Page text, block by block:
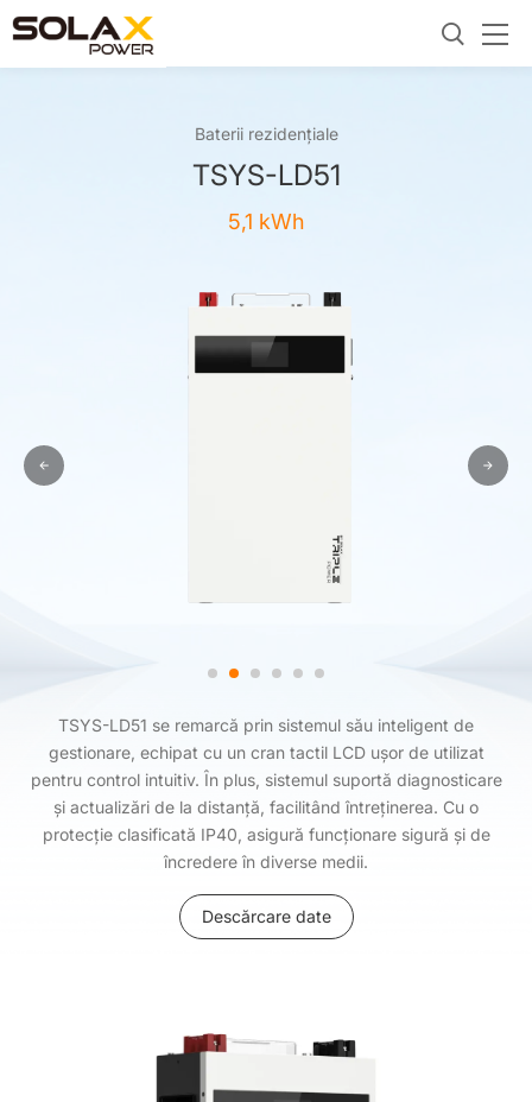
Baterii rezidențiale
TSYS-LD51
5,1 kWh
TSYS-LD51 se remarcă prin sistemul său inteligent de
gestionare, echipat cu un cran tactil LCD ușor de utilizat
pentru control intuitiv. În plus, sistemul suportă diagnosticare
și actualizări de la distanță, facilitând întreținerea. Cu o
protecție clasificată IP40, asigură funcționare sigură și de
încredere în diverse medii.
Descărcare date